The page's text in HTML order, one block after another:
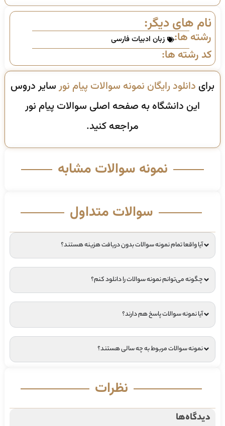
نام های دیگر:
رشته ها: زبان ادبیات فارسی
کد رشته ها:
برای دانلود رایگان نمونه سوالات پیام نورسایر دروس
این دانشگاه به صفحه اصلی سوالات پیام نور
مراجعه کنید.
نمونه سوالات مشابه
سوالات متداول
آیا واقعا تمام نمونه سوالات بدون دریافت هزینه هستند؟
چگونه می‌توانم نمونه سوالات را دانلود کنم؟
آیا نمونه سوالات پاسخ هم دارند؟
نمونه سوالات مربوط به چه سالی هستند؟
نظرات
دیدگاه‌ها